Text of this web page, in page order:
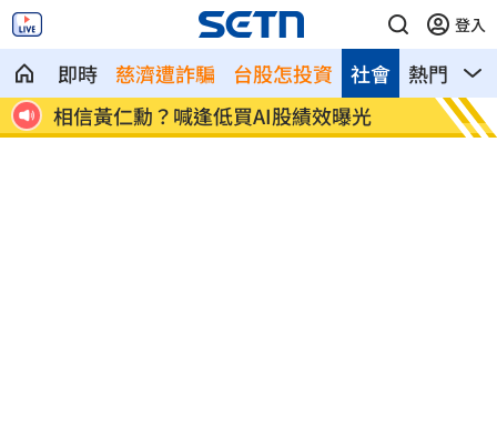
登入
即時 慈濟遭詐騙 台股怎投資 熱門 影
社會
相信黃仁勳？喊逢低買AI股績效曝光 兒女